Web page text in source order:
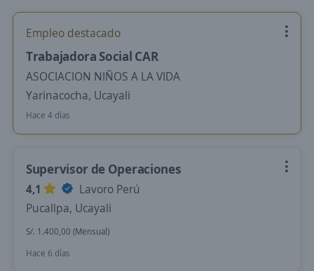
Empleo destacado
Trabajadora Social CAR
ASOCIACION NIÑOS A LA VIDA
Yarinacocha, Ucayali
Hace 4 días
Supervisor de Operaciones
4,1
Lavoro Perú
Pucallpa, Ucayali
S/. 1.400,00 (Mensual)
Hace 6 días